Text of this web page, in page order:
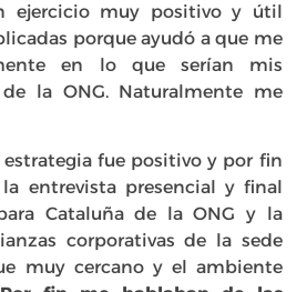
ejercicio muy positivo y útil
porque ayudó a que me
en lo que serían mis
la ONG. Naturalmente me
fue positivo y por fin
entrevista presencial y final
Cataluña de la ONG y la
corporativas de la sede
muy cercano y el ambiente